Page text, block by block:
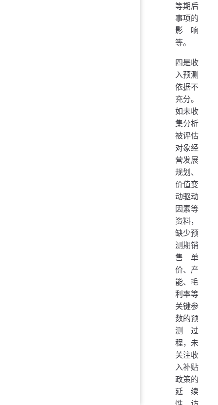
等期后
事项的
影响
等。
四是收
入预测
依据不
充分。
如未收
集分析
被评估
对象经
营发展
规划、
价值变
动驱动
因素等
资料，
缺少预
测期销
售单
价、产
能、毛
利率等
关键参
数的预
测过
程，未
关注收
入补贴
政策的
延续